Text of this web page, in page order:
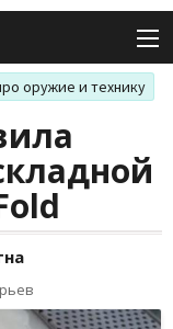
оружие и технику